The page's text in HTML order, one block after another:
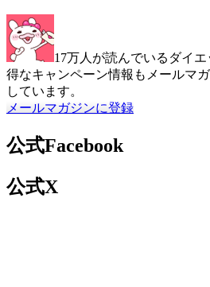
17万人が読んでいるダイ
得なキャンペーン情報もメールマ
しています。
メールマガジンに登録
公式Facebook
公式X